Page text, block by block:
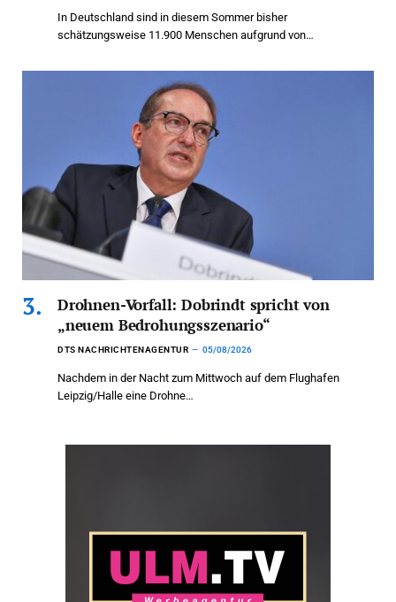
In Deutschland sind in diesem Sommer bisher
schätzungsweise 11.900 Menschen aufgrund von…
Drohnen-Vorfall: Dobrindt spricht von
„neuem Bedrohungsszenario“
DTS NACHRICHTENAGENTUR 05/08/2026
Nachdem in der Nacht zum Mittwoch auf dem Flughafen
Leipzig/Halle eine Drohne…